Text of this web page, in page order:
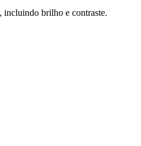
incluindo brilho e contraste.